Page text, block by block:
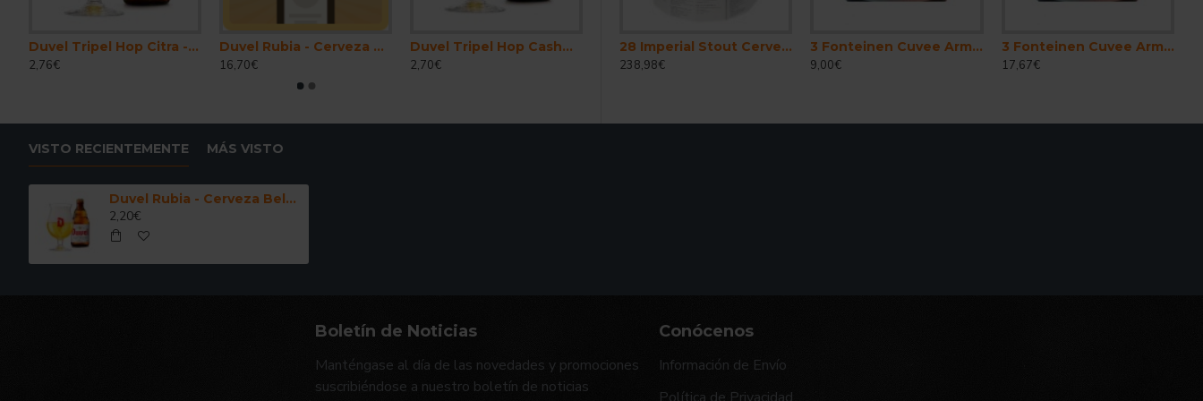
Duvel Tripel Hop Citra - Cerveza Belga Ale Fuerte 33 cl.
2,76€
Duvel Rubia - Cerveza Belga Ale Fuerte 150 cl.
16,70€
Duvel Tripel Hop Cashmere Cerveza Belga Ale Fuerte 33 Cl
2,70€
28 Imperial Stout Cerveza Belga Stout Imperial 30 Litros
238,98€
3 Fonteinen Cuvee Armand . Gaston - Cerveza Belga Lambic Gueuze 37,5cl
9,00€
3 Fonteinen Cuvee Armand . Gaston - Cerveza Belga Lambic Gueuze 75 cl.
17,67€
VISTO RECIENTEMENTE MÁS VISTO
Duvel Rubia - Cerveza Belga Ale Fuerte 33 cl.
2,20€
Boletín de Noticias
Manténgase al día de las novedades y promociones
suscribiéndose a nuestro boletín de noticias
Conócenos
Información de Envío